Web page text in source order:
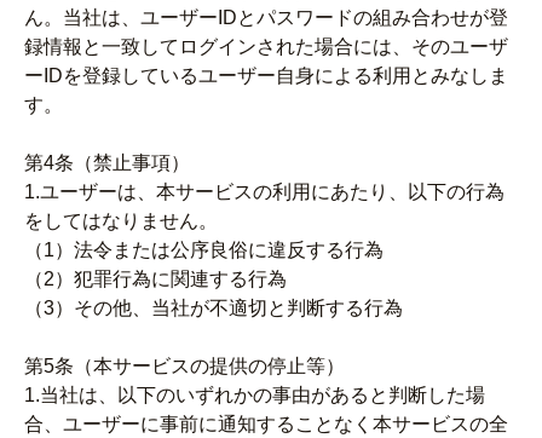
ん。当社は、ユーザーIDとパスワードの組み合わせが登
録情報と一致してログインされた場合には、そのユーザ
ーIDを登録しているユーザー自身による利用とみなしま
す。
第4条（禁止事項）
1.ユーザーは、本サービスの利用にあたり、以下の行為
をしてはなりません。
（1）法令または公序良俗に違反する行為
（2）犯罪行為に関連する行為
（3）その他、当社が不適切と判断する行為
第5条（本サービスの提供の停止等）
1.当社は、以下のいずれかの事由があると判断した場
合、ユーザーに事前に通知することなく本サービスの全